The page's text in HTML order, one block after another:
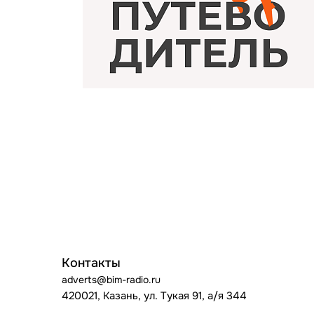
Контакты
adverts@bim-radio.ru
420021, Казань, ул. Тукая 91, а/я 344